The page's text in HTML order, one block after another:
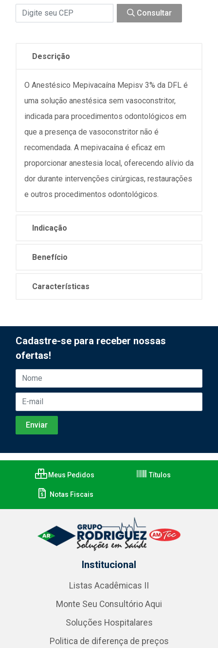
Consultar
Descrição
O Anestésico Mepivacaína Mepisv 3% da DFL é
uma solução anestésica sem vasoconstritor,
indicada para procedimentos odontológicos em
que a presença de vasoconstritor não é
recomendada. A mepivacaína é eficaz em
proporcionar anestesia local, oferecendo alívio da
dor durante intervenções cirúrgicas, restaurações
e outros procedimentos odontológicos.
Indicação
Benefício
Características
Cadastre-se para receber nossas
ofertas!
Meus Pedidos Títulos
Notas Fiscais
Institucional
Listas Acadêmicas II
Monte Seu Consultório Aqui
Soluções Hospitalares
Politica de diferença de preços